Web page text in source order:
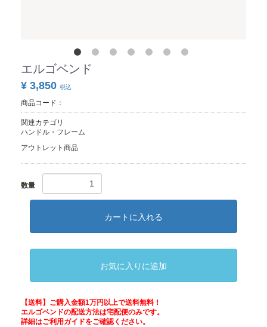
エルゴベンド
¥ 3,850 税込
商品コード：
関連カテゴリ
ハンドル・フレーム
アウトレット商品
数量
カートに入れる
お気に入りに追加
【送料】ご購入金額1万円以上で送料無料！
エルゴベンドの配送方法は宅配便のみです。
詳細はご利用ガイドをご確認ください。